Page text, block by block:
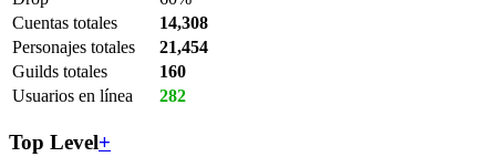
Cuentas totales
14,308
Personajes totales
21,454
Guilds totales
160
Usuarios en línea
282
Top Level+